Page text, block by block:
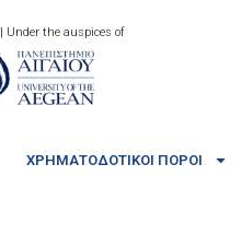
| Under the auspices of
ΧΡΗΜΑΤΟΔΟΤΙΚΟΊ ΠΌΡΟΙ